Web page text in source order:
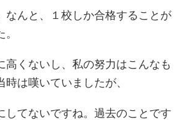
なんと、１校しか合格することが
高くないし、私の努力はこんなも
時は嘆いていましたが、
してないですね。過去のことです